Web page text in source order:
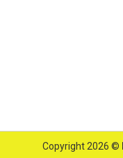
Copyright 2026 ©